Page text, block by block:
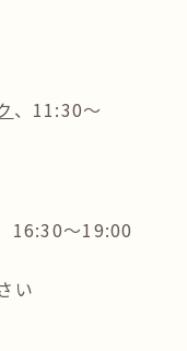
、11:30～
16:30～19:00
い